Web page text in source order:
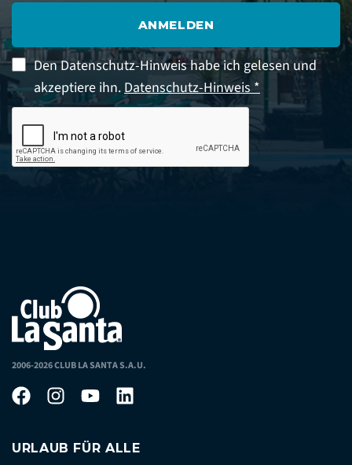
ANMELDEN
Den Datenschutz-Hinweis habe ich gelesen und
akzeptiere ihn.Datenschutz-Hinweis *
2006-2026 CLUB LA SANTA S.A.U.
URLAUB FÜR ALLE